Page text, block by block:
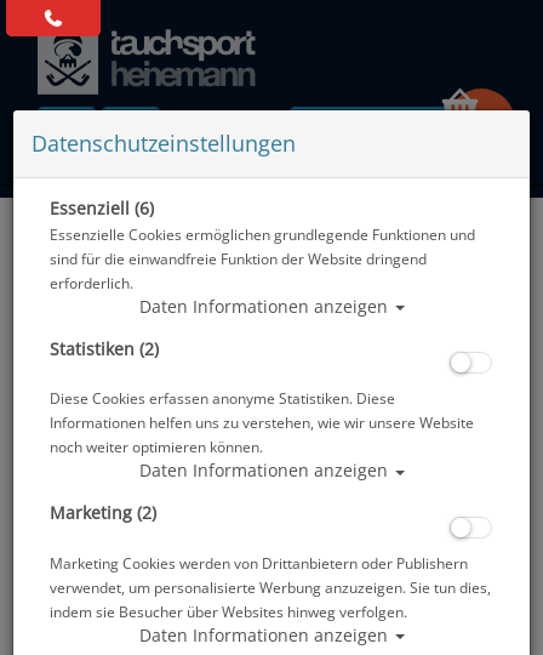
Alle Artikel zeigen aus: Trockentauchen - Zubehör
Datenschutzeinstellungen
Essenziell (6)
Essenzielle Cookies ermöglichen grundlegende Funktionen und
sind für die einwandfreie Funktion der Website dringend
erforderlich.
Daten Informationen anzeigen
Statistiken (2)
Diese Cookies erfassen anonyme Statistiken. Diese
Informationen helfen uns zu verstehen, wie wir unsere Website
noch weiter optimieren können.
Daten Informationen anzeigen
Marketing (2)
Marketing Cookies werden von Drittanbietern oder Publishern
verwendet, um personalisierte Werbung anzuzeigen. Sie tun dies,
indem sie Besucher über Websites hinweg verfolgen.
Daten Informationen anzeigen